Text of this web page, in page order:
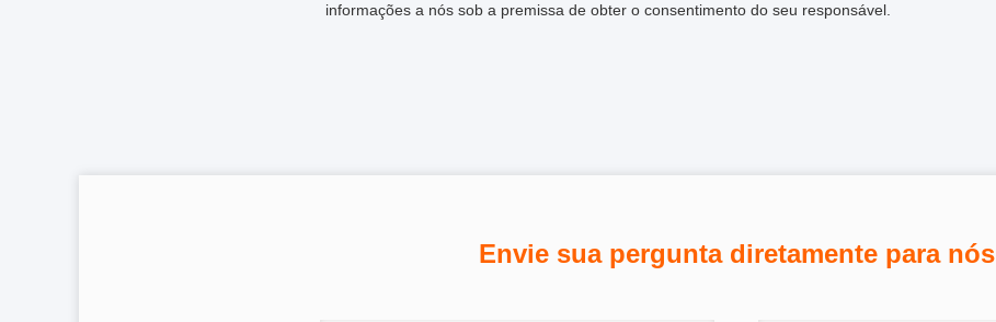
informações a nós sob a premissa de obter o consentimento do seu responsável.
Envie sua pergunta diretamente para nós